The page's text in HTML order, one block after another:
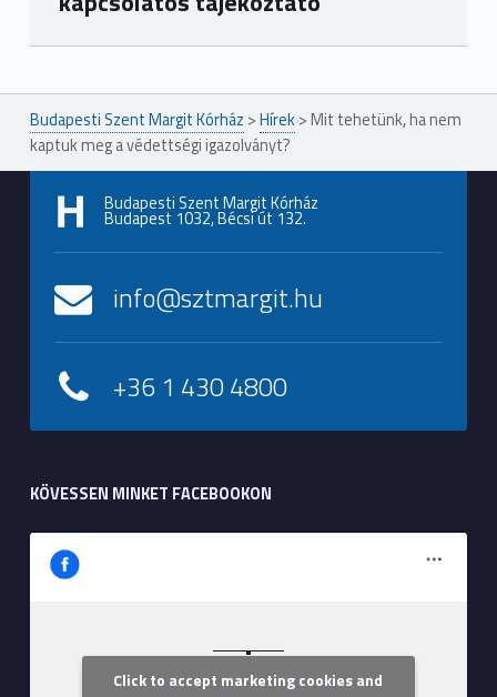
Ugrás a főmenühöz
Budapesti Szent Margit Kórház >Hírek> Mit tehetünk, ha nem
kaptuk meg a védettségi igazolványt?
Budapesti Szent Margit Kórház
Budapest 1032, Bécsi út 132.
info@sztmargit.hu
+36 1 430 4800
KÖVESSEN MINKET FACEBOOKON
Szent Margit Kórház
Click to accept marketing cookies and